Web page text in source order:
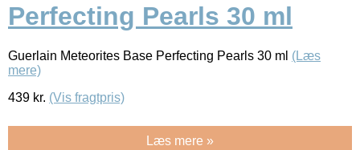
Perfecting Pearls 30 ml
Guerlain Meteorites Base Perfecting Pearls 30 ml (Læs
mere)
439 kr. (Vis fragtpris)
Læs mere »